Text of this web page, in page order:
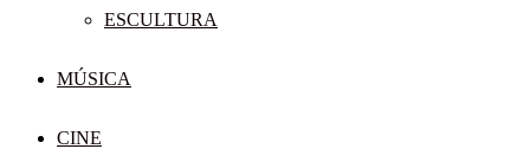
ESCULTURA
MÚSICA
CINE